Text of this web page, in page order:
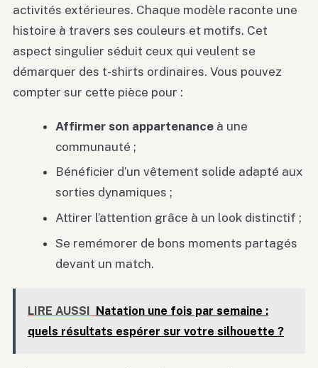
activités extérieures. Chaque modèle raconte une
histoire à travers ses couleurs et motifs. Cet
aspect singulier séduit ceux qui veulent se
démarquer des t-shirts ordinaires. Vous pouvez
compter sur cette pièce pour :
Affirmer son appartenance à une
communauté ;
Bénéficier d’un vêtement solide adapté aux
sorties dynamiques ;
Attirer l’attention grâce à un look distinctif ;
Se remémorer de bons moments partagés
devant un match.
LIRE AUSSI
Natation une fois par semaine :
quels résultats espérer sur votre silhouette ?